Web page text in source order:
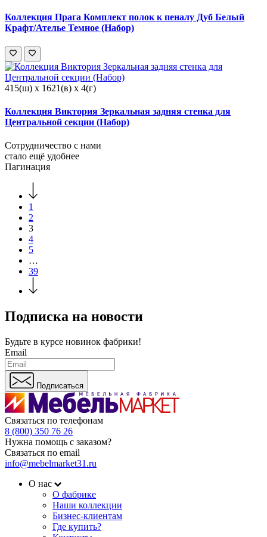
Коллекция Прага Комплект полок к пеналу Дуб Белый
Крафт/Ателье Темное (Набор)
415(ш) x 1621(в) x 4(г)
Коллекция Виктория Зеркальная задняя стенка для
Центральной секции (Набор)
Сотрудничество с нами
стало ещё удобнее
Пагинация
1
2
3
4
5
…
39
Подписка на новости
Будьте в курсе новинок фабрики!
Email
Подписаться
Связаться по телефонам
8 (800) 350 76 26
Нужна помощь с заказом?
Связаться по email
info@mebelmarket31.ru
О нас
О фабрике
Наши коллекции
Бизнес-клиентам
Где купить?